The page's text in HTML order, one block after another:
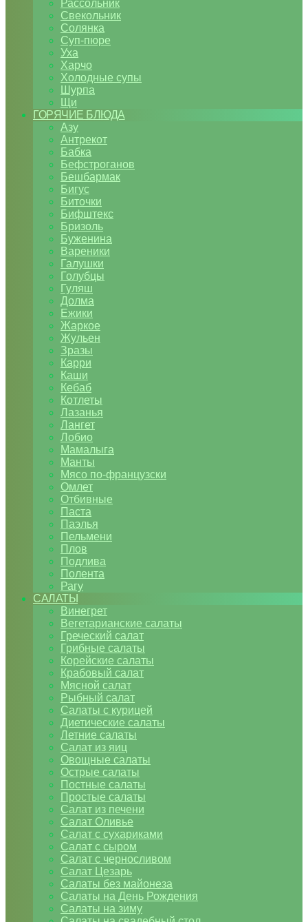
Рассольник
Свекольник
Солянка
Суп-пюре
Уха
Харчо
Холодные супы
Шурпа
Щи
ГОРЯЧИЕ БЛЮДА
Азу
Антрекот
Бабка
Бефстроганов
Бешбармак
Бигус
Биточки
Бифштекс
Бризоль
Буженина
Вареники
Галушки
Голубцы
Гуляш
Долма
Ежики
Жаркое
Жульен
Зразы
Карри
Каши
Кебаб
Котлеты
Лазанья
Лангет
Лобио
Мамалыга
Манты
Мясо по-французски
Омлет
Отбивные
Паста
Паэлья
Пельмени
Плов
Подлива
Полента
Рагу
САЛАТЫ
Винегрет
Вегетарианские салаты
Греческий салат
Грибные салаты
Корейские салаты
Крабовый салат
Мясной салат
Рыбный салат
Салаты с курицей
Диетические салаты
Летние салаты
Салат из яиц
Овощные салаты
Острые салаты
Постные салаты
Простые салаты
Салат из печени
Салат Оливье
Салат с сухариками
Салат с сыром
Салат с черносливом
Салат Цезарь
Салаты без майонеза
Салаты на День Рождения
Салаты на зиму